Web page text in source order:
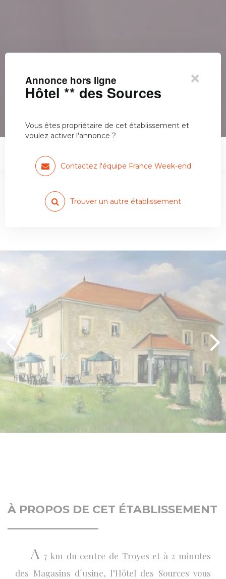
Hôtel ** des Sources
À PROPOS DE CET ÉTABLISSEMENT
A 7 km du centre de Troyes et à 2 minutes
des Magasins d´usine, l’Hôtel des Sources vous
Annonce hors ligne
Hôtel ** des Sources
×
Vous êtes propriétaire de cet établissement et
voulez activer l'annonce ?
Contactez l'équipe France Week-end
Trouver un autre établissement